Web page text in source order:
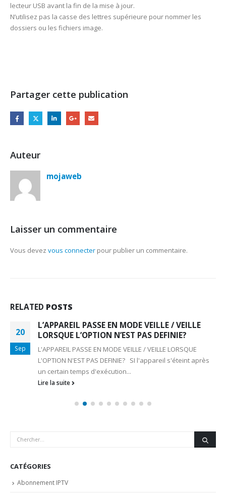
lecteur USB avant la fin de la mise à jour.
N’utilisez pas la casse des lettres supérieure pour nommer les
dossiers ou les fichiers image.
Partager cette publication
Auteur
mojaweb
Laisser un commentaire
Vous devez vous connecter pour publier un commentaire.
RELATED POSTS
20
Sep
L’APPAREIL PASSE EN MODE VEILLE / VEILLE
LORSQUE L’OPTION N’EST PAS DEFINIE?
L'APPAREIL PASSE EN MODE VEILLE / VEILLE LORSQUE
L'OPTION N'EST PAS DEFINIE? SI l'appareil s'éteint après
un certain temps d'exécution...
Lire la suite
CATÉGORIES
Abonnement IPTV